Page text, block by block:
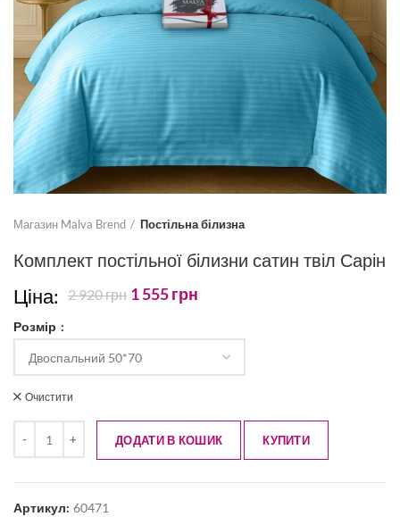
Магазин Malva Brend Постільна білизна
Комплект постільної білизни сатин твіл Сарін
Ціна: 2 920грн 1 555грн
Розмір
Очистити
ДОДАТИ В КОШИК КУПИТИ
Артикул: 60471